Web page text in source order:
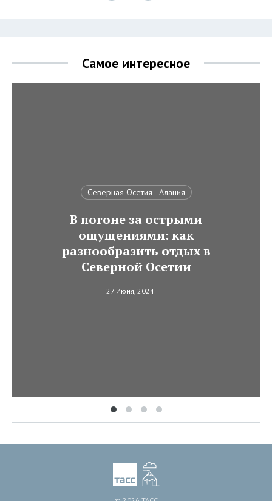
Самое интересное
Северная Осетия - Алания
В погоне за острыми
ощущениями: как
разнообразить отдых в
Северной Осетии
27 Июня, 2024